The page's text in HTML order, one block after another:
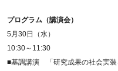
プログラム（講演会）
5月30日（水）
10:30～11:30
■基調講演 「研究成果の社会実装